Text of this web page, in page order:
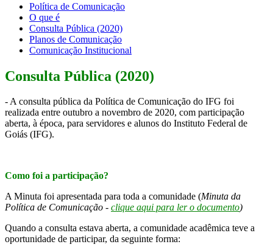
Política de Comunicação
O que é
Consulta Pública (2020)
Planos de Comunicação
Comunicação Institucional
Consulta Pública (2020)
- A consulta pública da Política de Comunicação do IFG foi
realizada entre outubro a novembro de 2020, com participação
aberta, à época, para servidores e alunos do Instituto Federal de
Goiás (IFG).
Como foi a participação?
A Minuta foi apresentada para toda a comunidade (Minuta da
Política de Comunicação - clique aqui para ler o documento)
Quando a consulta estava aberta, a comunidade acadêmica teve a
oportunidade de participar, da seguinte forma: